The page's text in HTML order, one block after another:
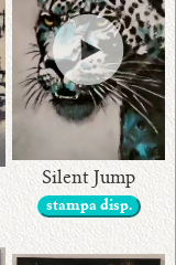
Silent Jump
stampa disp.